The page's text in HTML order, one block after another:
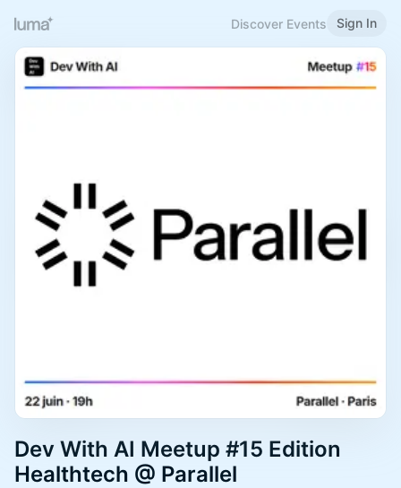
Discover Events Sign In
Dev With AI Meetup #15 Edition
Healthtech @ Parallel